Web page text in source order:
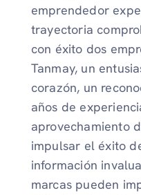
emprendedor
trayectoria
con éxito dos
Tanmay, un
corazón, un
años de
aprovechamiento
impulsar el éxito
información
marcas pueden